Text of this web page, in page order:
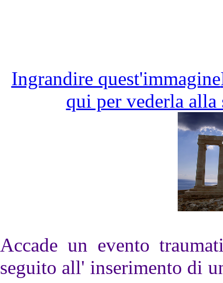
Ingrandire quest'immagine
qui per vederla
Accade un evento
seguito all' inserimento di